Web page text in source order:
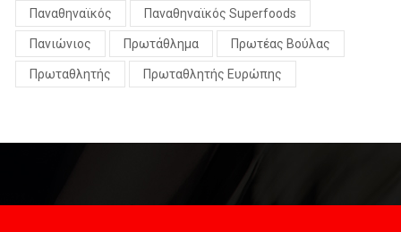
Παναθηναϊκός Παναθηναϊκός Superfoods
Πανιώνιος Πρωτάθλημα Πρωτέας Βούλας
Πρωταθλητής Πρωταθλητής Ευρώπης